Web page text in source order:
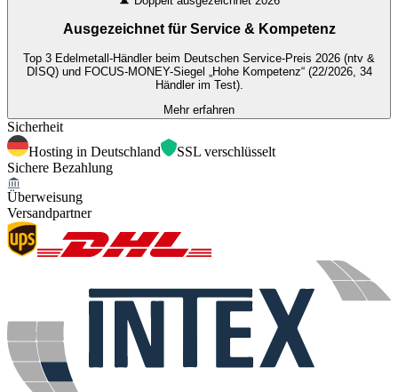
Ausgezeichnet für Service & Kompetenz
Top 3 Edelmetall-Händler beim Deutschen Service-Preis 2026 (ntv &
DISQ) und FOCUS-MONEY-Siegel „Hohe Kompetenz“ (22/2026, 34
Händler im Test).
Mehr erfahren
Sicherheit
Hosting in Deutschland
SSL verschlüsselt
Sichere Bezahlung
Überweisung
Versandpartner